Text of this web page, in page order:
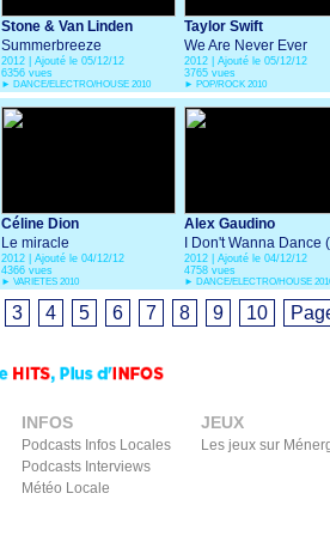
Stone & Van Linden
Summerbreeze
2012 | Ajouté le 05/12/12
6356 vues
► DANCE/ELECTRO/HOUSE 2010
Taylor Swift
We Are Never Ever
Getting Back Together
2012 | Ajouté le 05/12/12
3765 vues
► POP/ROCK 2010
Céline Dion
Le miracle
2012 | Ajouté le 04/12/12
4366 vues
► VARIETES 2010
Alex Gaudino
I Don't Wanna Dance
Taboo)
2012 | Ajouté le 04/12/12
4758 vues
► DANCE/ELECTRO/HOUSE
3 4 5 6 7 8 9 10
INFOS
Podcasts Infos Locales
Podcasts Interviews
Météo Locale
JEUX
Les jeux sur